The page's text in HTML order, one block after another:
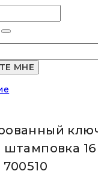
штамповка
700510